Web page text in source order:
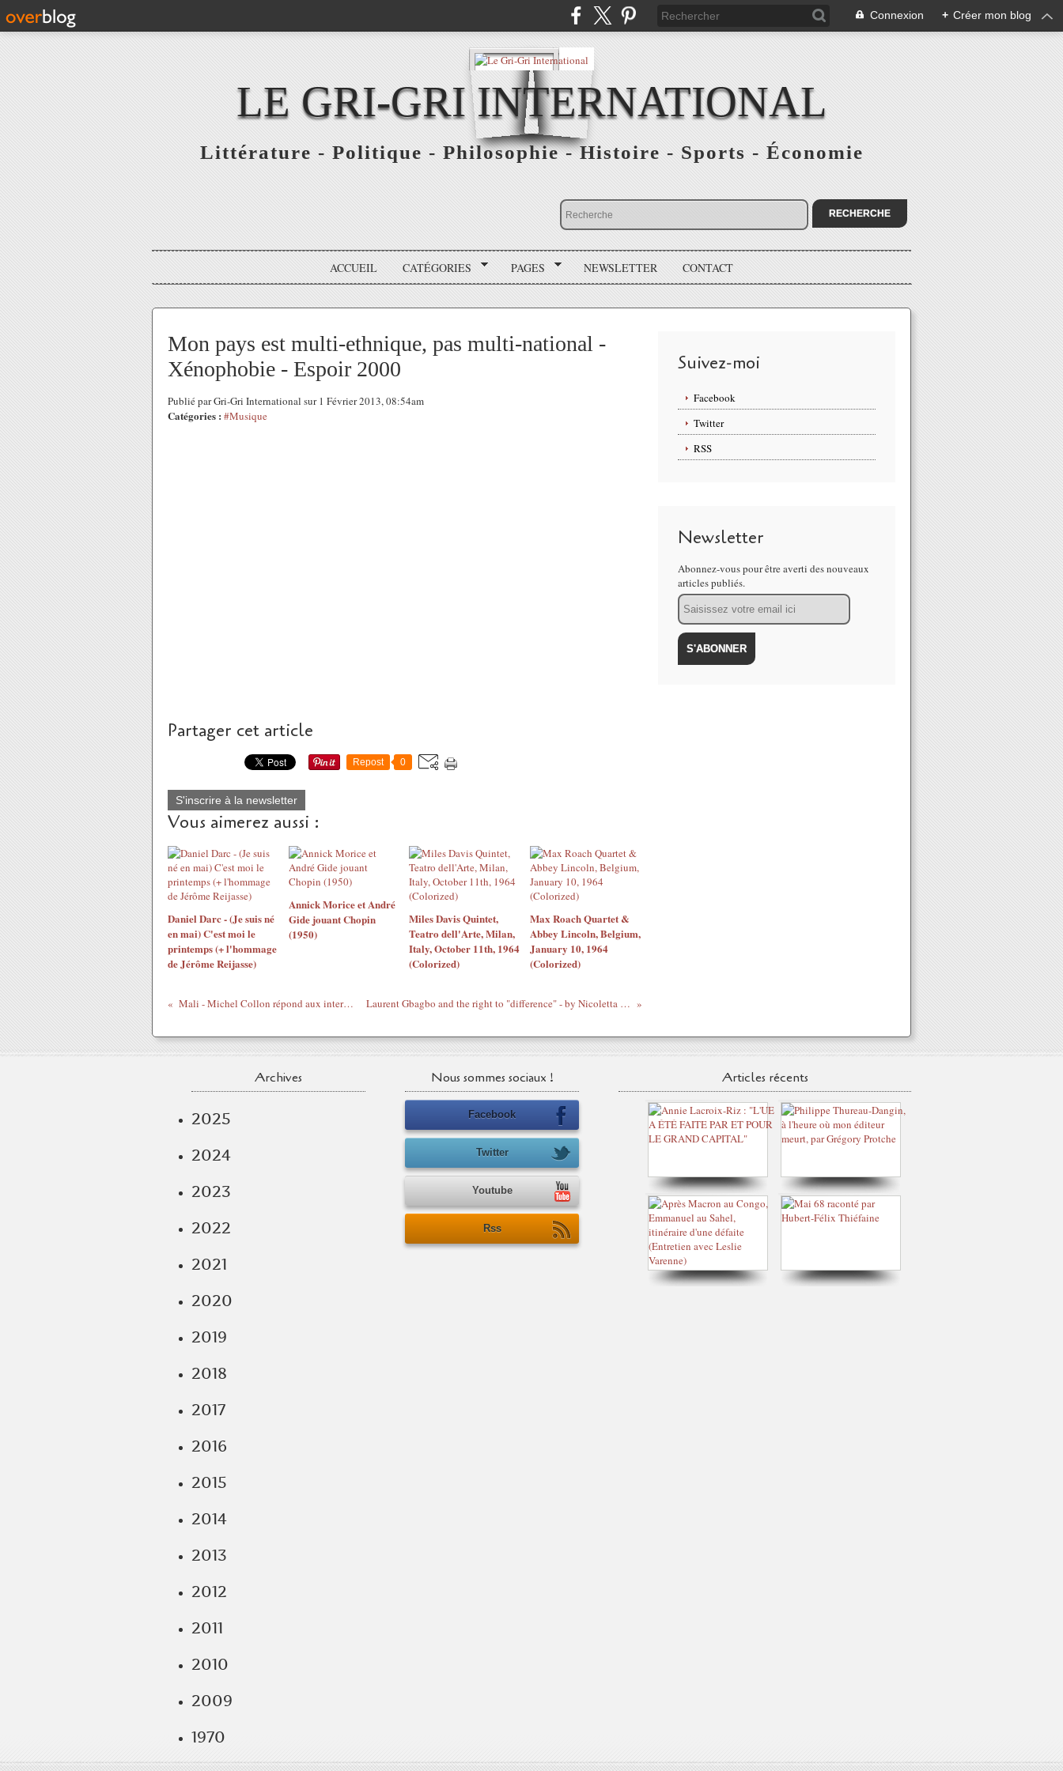
Connexion + Créer mon blog
LE GRI-GRI INTERNATIONAL
Littérature - Politique - Philosophie - Histoire - Sports - Économie
ACCUEIL CATÉGORIES PAGES NEWSLETTER CONTACT
Mon pays est multi-ethnique, pas multi-national -
Xénophobie - Espoir 2000
Publié par Gri-Gri International sur 1 Février 2013, 08:54am
Catégories : #Musique
Partager cet article
Repost 0
S'inscrire à la newsletter
Vous aimerez aussi :
Daniel Darc - (Je suis né
en mai) C'est moi le
printemps (+ l'hommage
de Jérôme Reijasse)
Annick Morice et André
Gide jouant Chopin
(1950)
Miles Davis Quintet,
Teatro dell'Arte, Milan,
Italy, October 11th, 1964
(Colorized)
Max Roach Quartet &
Abbey Lincoln, Belgium,
January 10, 1964
(Colorized)
Mali - Michel Collon répond aux internautes Laurent Gbagbo and the right to "difference" - by Nicoletta Fagiolo
Suivez-moi
Facebook
Twitter
RSS
Newsletter
Abonnez-vous pour être averti des nouveaux
articles publiés.
Email
Archives
2025
2024
2023
2022
2021
2020
2019
2018
2017
2016
2015
2014
2013
2012
2011
2010
2009
1970
Nous sommes sociaux !
Facebook
Twitter
Youtube
Rss
Articles récents